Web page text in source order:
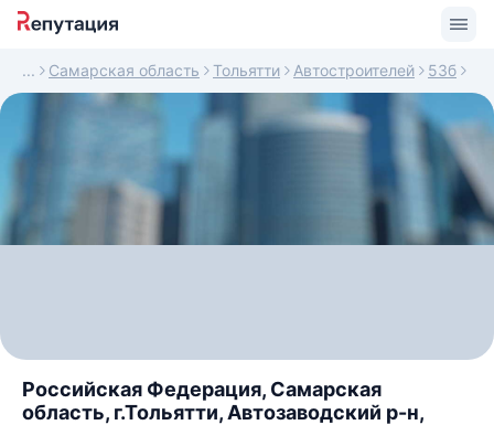
Самарская область Тольятти Автостроителей 53б
Российская Федерация, Самарская
область, г.Тольятти, Автозаводский р-н,